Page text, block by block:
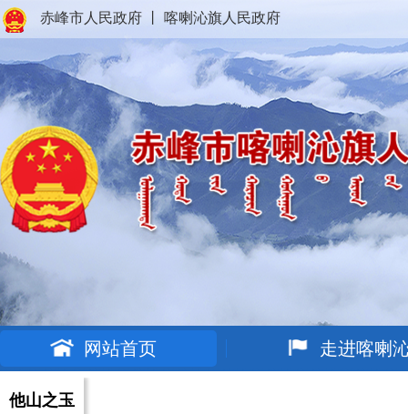
赤峰市人民政府 喀喇沁旗人民政府
网站首页 走进喀喇
他山之玉